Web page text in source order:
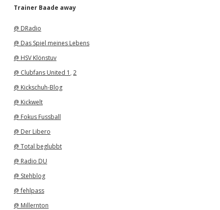
h
Trainer Baade away
@ DRadio
@ Das Spiel meines Lebens
@ HSV Klönstuv
@ Clubfans United 1 , 2
@ Kickschuh-Blog
@ Kickwelt
@ Fokus Fussball
@ Der Libero
@ Total beglubbt
@ Radio DU
@ Stehblog
@ fehlpass
@ Millernton